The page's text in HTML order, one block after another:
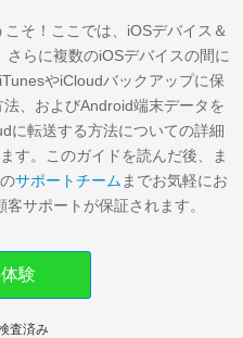
そ！ここでは、iOSデバイス＆
らに複数のiOSデバイスの間に
やiCloudバックアップに保
、およびAndroid端末データを
に転送する方法についての詳細
す。このガイドを読んだ後、ま
サポートチーム までお気軽にお
サポートが保証されます。
験
査済み